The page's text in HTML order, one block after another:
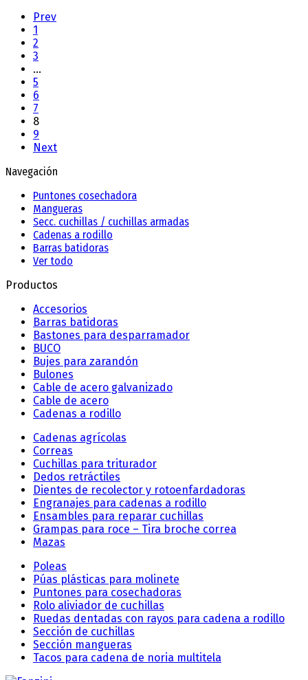
Prev
1
2
3
…
5
6
7
8
9
Next
Navegación
Puntones cosechadora
Mangueras
Secc. cuchillas / cuchillas armadas
Cadenas a rodillo
Barras batidoras
Ver todo
Productos
Accesorios
Barras batidoras
Bastones para desparramador
BUCO
Bujes para zarandón
Bulones
Cable de acero galvanizado
Cable de acero
Cadenas a rodillo
Cadenas agrícolas
Correas
Cuchillas para triturador
Dedos retráctiles
Dientes de recolector y rotoenfardadoras
Engranajes para cadenas a rodillo
Ensambles para reparar cuchillas
Grampas para roce – Tira broche correa
Mazas
Poleas
Púas plásticas para molinete
Puntones para cosechadoras
Rolo aliviador de cuchillas
Ruedas dentadas con rayos para cadena a rodillo
Sección de cuchillas
Sección mangueras
Tacos para cadena de noria multitela